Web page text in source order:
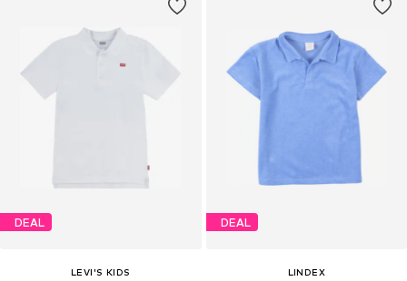
DEAL
LEVI'S KIDS
DEAL
LINDEX